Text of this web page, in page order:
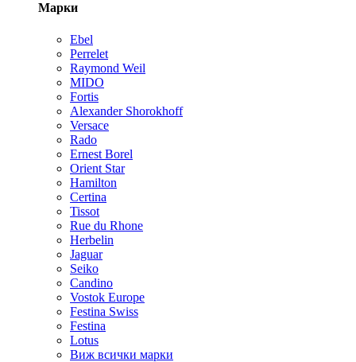
Марки
Ebel
Perrelet
Raymond Weil
MIDO
Fortis
Alexander Shorokhoff
Versace
Rado
Ernest Borel
Orient Star
Hamilton
Certina
Tissot
Rue du Rhone
Herbelin
Jaguar
Seiko
Candino
Vostok Europe
Festina Swiss
Festina
Lotus
Виж всички марки